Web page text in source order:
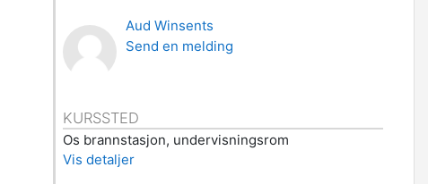
Aud Winsents
Send en melding
KURSSTED
Os brannstasjon, undervisningsrom
Vis detaljer